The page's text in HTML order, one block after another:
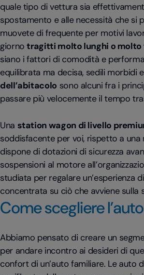
quale tipo di vettura sia
spostamento e alle necessità che si
muovete di frequente per motivi
giornotragitti molto lunghi o
siano i fattori di comodità e
equilibrata ma decisa, sedili morbidi
dell’abitacolo sono alcuni fra i
passare più velocemente il tempo
Una station wagon di livello
soddisfacente per voi, rispetto a
dispone di dotazioni di sicurezza
sospensioni al motore
studiata per regalare un’esperienza
concentrata su ciò che avviene sulla
Come scegliere
Abbiamo pensato di creare un
per andare incontro ai desideri di
confort di un’auto familiare. Le auto